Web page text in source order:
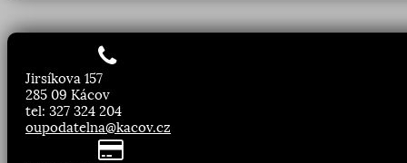
Jirsíkova 157
285 09 Kácov
tel: 327 324 204
oupodatelna@kacov.cz